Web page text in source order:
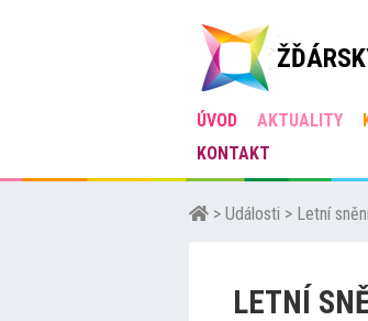
ÚVOD AKTUALITY
KONTAKT
> Události > Letní
LETNÍ